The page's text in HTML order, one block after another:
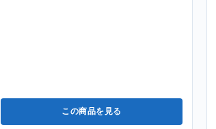
この商品を見る